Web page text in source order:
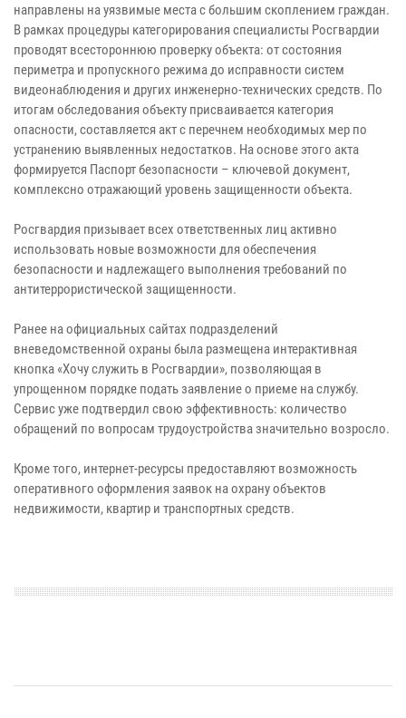
направлены на уязвимые места с большим скоплением граждан.
В рамках процедуры категорирования специалисты Росгвардии
проводят всестороннюю проверку объекта: от состояния
периметра и пропускного режима до исправности систем
видеонаблюдения и других инженерно-технических средств. По
итогам обследования объекту присваивается категория
опасности, составляется акт с перечнем необходимых мер по
устранению выявленных недостатков. На основе этого акта
формируется Паспорт безопасности – ключевой документ,
комплексно отражающий уровень защищенности объекта.
Росгвардия призывает всех ответственных лиц активно
использовать новые возможности для обеспечения
безопасности и надлежащего выполнения требований по
антитеррористической защищенности.
Ранее на официальных сайтах подразделений
вневедомственной охраны была размещена интерактивная
кнопка «Хочу служить в Росгвардии», позволяющая в
упрощенном порядке подать заявление о приеме на службу.
Сервис уже подтвердил свою эффективность: количество
обращений по вопросам трудоустройства значительно возросло.
Кроме того, интернет-ресурсы предоставляют возможность
оперативного оформления заявок на охрану объектов
недвижимости, квартир и транспортных средств.